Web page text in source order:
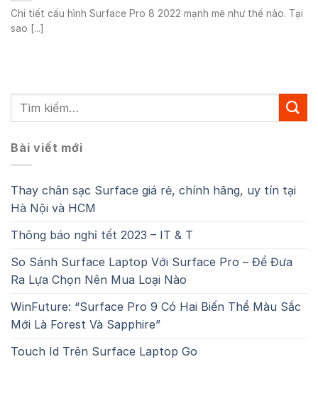
Chi tiết cấu hình Surface Pro 8 2022 mạnh mẽ như thế nào. Tại
sao [...]
Bài viết mới
Thay chân sạc Surface giá rẻ, chính hãng, uy tín tại
Hà Nội và HCM
Thông báo nghỉ tết 2023 – IT & T
So Sánh Surface Laptop Với Surface Pro – Để Đưa
Ra Lựa Chọn Nên Mua Loại Nào
WinFuture: “Surface Pro 9 Có Hai Biến Thể Màu Sắc
Mới Là Forest Và Sapphire”
Touch Id Trên Surface Laptop Go